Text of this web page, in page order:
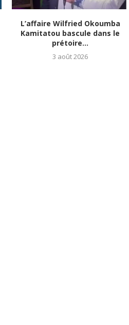
L’affaire Wilfried Okoumba
Kamitatou bascule dans le
prétoire...
3 août 2026